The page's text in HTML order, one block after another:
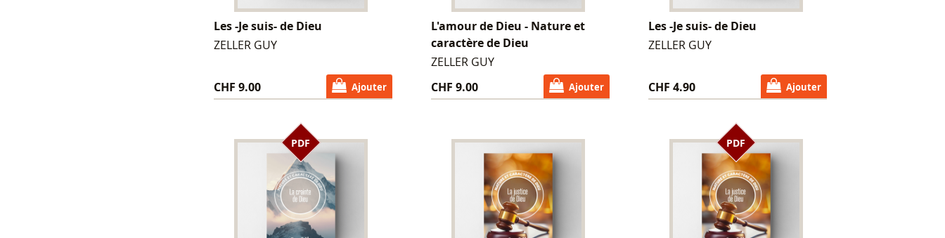
Les -Je suis- de Dieu
ZELLER GUY
CHF 9.00 Ajouter
L'amour de Dieu - Nature et
caractère de Dieu
ZELLER GUY
CHF 9.00
Ajouter
Les -Je suis- de Dieu
ZELLER GUY
CHF 4.90 Ajouter
PDF PDF